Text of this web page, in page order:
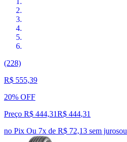
(228)
R$ 555,39
20% OFF
Preço R$ 444,31R$ 444,31
no Pix Ou 7x de R$ 72,13 sem jurosou